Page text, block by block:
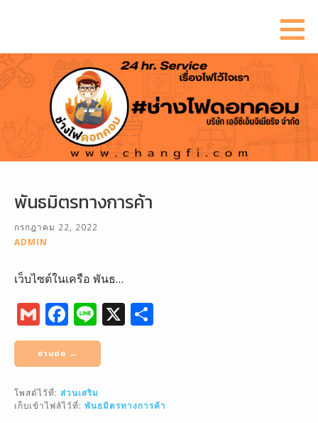
ยัง
เนื้อหา
พันธมิตรทางการค้า
กรกฎาคม 22, 2022
ADMIN
เว็บไซต์ในเครือ พันธ…
G
m
ai
l
F
a
c
e
b
Li
n
e
X
อ่านต่อ →
โพสต์ไว้ที่: ส่วนเสริม
เก็บเข้าไฟล์ไว้ที่: พันธมิตรทางการค้า